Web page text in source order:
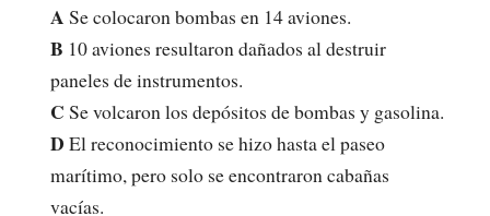
A Se colocaron bombas en 14 aviones.
B 10 aviones resultaron dañados al destruir
paneles de instrumentos.
C Se volcaron los depósitos de bombas y gasolina.
D El reconocimiento se hizo hasta el paseo
marítimo, pero solo se encontraron cabañas
vacías.